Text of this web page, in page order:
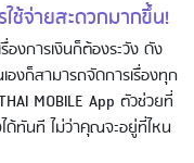
ช้จ่ายสะดวกมากขึ้น!
องการเงินก็ต้องระวัง ดัง
องก็สามารถจัดการเรื่องทุก
MOBILE App ตัวช่วยที่
ได้ทันที ไม่ว่าคุณจะอยู่ที่ไหน
ปิ้งในต่าง